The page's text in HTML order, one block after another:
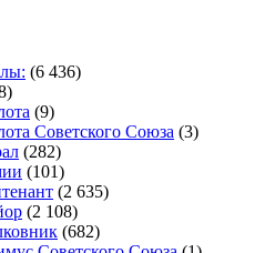
(6 436)
(9)
Советского Союза (3)
(282)
(101)
(2 635)
(2 108)
(682)